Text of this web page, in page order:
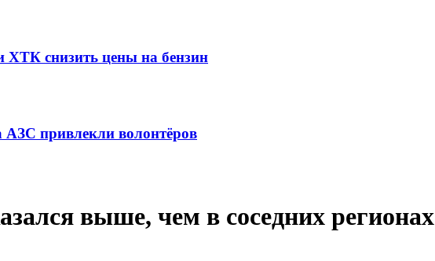
ХТК снизить цены на бензин
АЗС привлекли волонтёров
выше, чем в соседних регионах